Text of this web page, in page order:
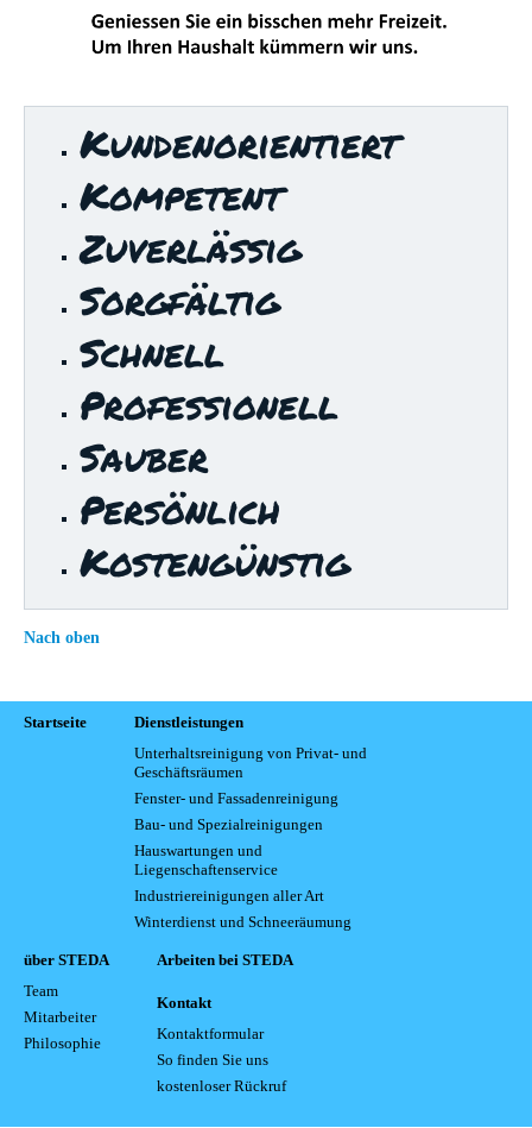
Kundenorientiert
Kompetent
Zuverlässig
Sorgfältig
Schnell
Professionell
Sauber
Persönlich
Kostengünstig
Nach oben
Startseite
Dienstleistungen
Unterhaltsreinigung von Privat- und
Geschäftsräumen
Fenster- und Fassadenreinigung
Bau- und Spezialreinigungen
Hauswartungen und
Liegenschaftenservice
Industriereinigungen aller Art
Winterdienst und Schneeräumung
über STEDA
Team
Mitarbeiter
Philosophie
Arbeiten bei STEDA
Kontakt
Kontaktformular
So finden Sie uns
kostenloser Rückruf